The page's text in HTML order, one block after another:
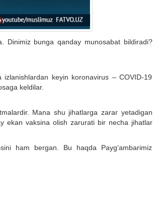
Dinimiz bunga qanday munosabat bildiradi?
keyin koronavirus – COVID-19
keldilar.
Mana shu jihatlarga zarar yetadigan
ekan vaksina olish zarurati bir necha jihatlar
ham bergan. Bu haqda Payg‘ambarimiz